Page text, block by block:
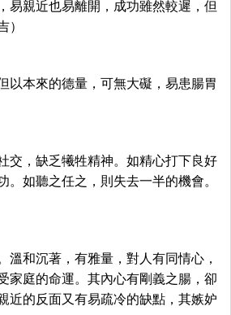
易親近也易離開，成功雖然較遲，但
）
以本來的德量，可無大礙，易患腸胃
交，缺乏犧牲精神。如精心打下良好
。如聽之任之，則失去一半的機會。
溫和沉著，有雅量，對人有同情心，
家庭的命運。其內心有剛義之腸，卻
近的反面又有易疏冷的缺點，其嫉妒